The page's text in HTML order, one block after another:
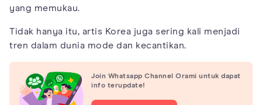
yang memukau.
Tidak hanya itu, artis Korea juga sering kali menjadi
tren dalam dunia mode dan kecantikan.
Join Whatsapp Channel Orami untuk dapat
info terupdate!